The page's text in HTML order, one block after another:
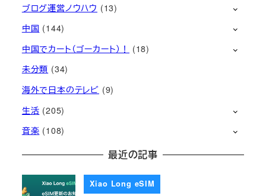
ブログ運営ノウハウ (13)
中国 (144)
中国でカート（ゴーカート）！
(18)
未分類 (34)
海外で日本のテレビ (9)
生活 (205)
音楽 (108)
最近の記事
Xiao Long eSIM